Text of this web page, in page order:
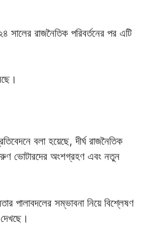
সালের রাজনৈতিক পরিবর্তনের পর এটি
বলা হয়েছে, দীর্ঘ রাজনৈতিক
ভোটারদের অংশগ্রহণ এবং নতুন
পালাবদলের সম্ভাবনা নিয়ে বিশ্লেষণ